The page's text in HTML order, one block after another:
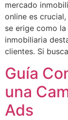
mercado
online es
se erige como
inmobiliaria
clientes. Si
Guía
una
Ads